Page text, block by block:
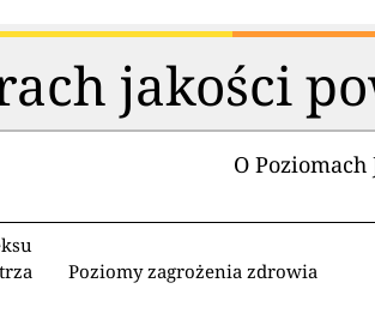
jakości
O
Poziomy zagrożenia zdrowia